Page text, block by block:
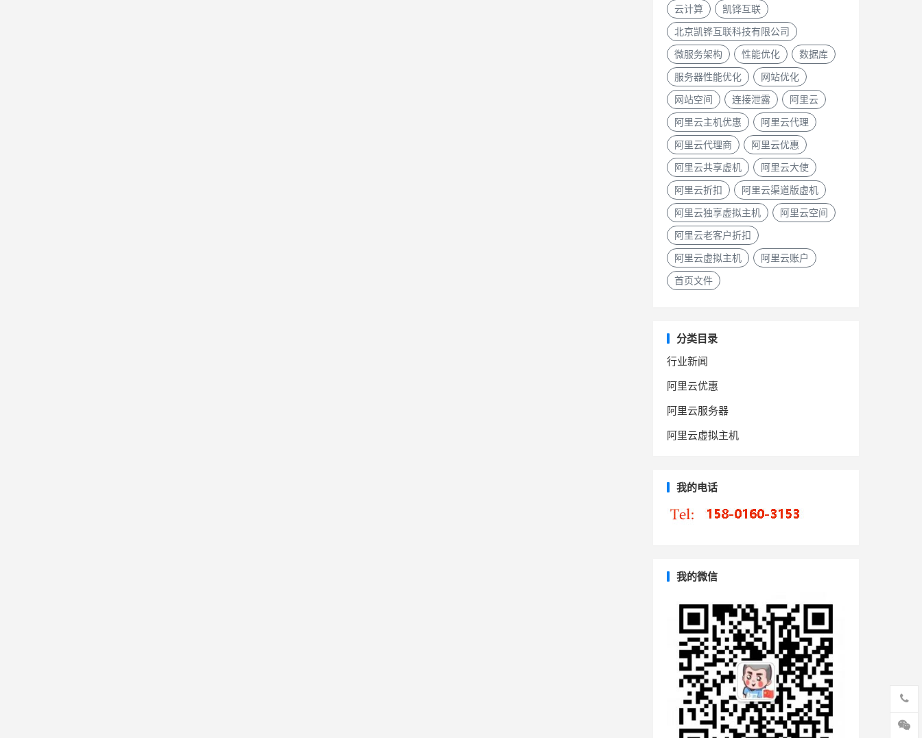
云计算 凯铧互联
北京凯铧互联科技有限公司
微服务架构 性能优化 数据库
服务器性能优化 网站优化
网站空间 连接泄露 阿里云
阿里云主机优惠 阿里云代理
阿里云代理商 阿里云优惠
阿里云共享虚机 阿里云大使
阿里云折扣 阿里云渠道版虚机
阿里云独享虚拟主机 阿里云空间
阿里云老客户折扣
阿里云虚拟主机 阿里云账户
首页文件
分类目录
行业新闻
阿里云优惠
阿里云服务器
阿里云虚拟主机
我的电话
我的微信